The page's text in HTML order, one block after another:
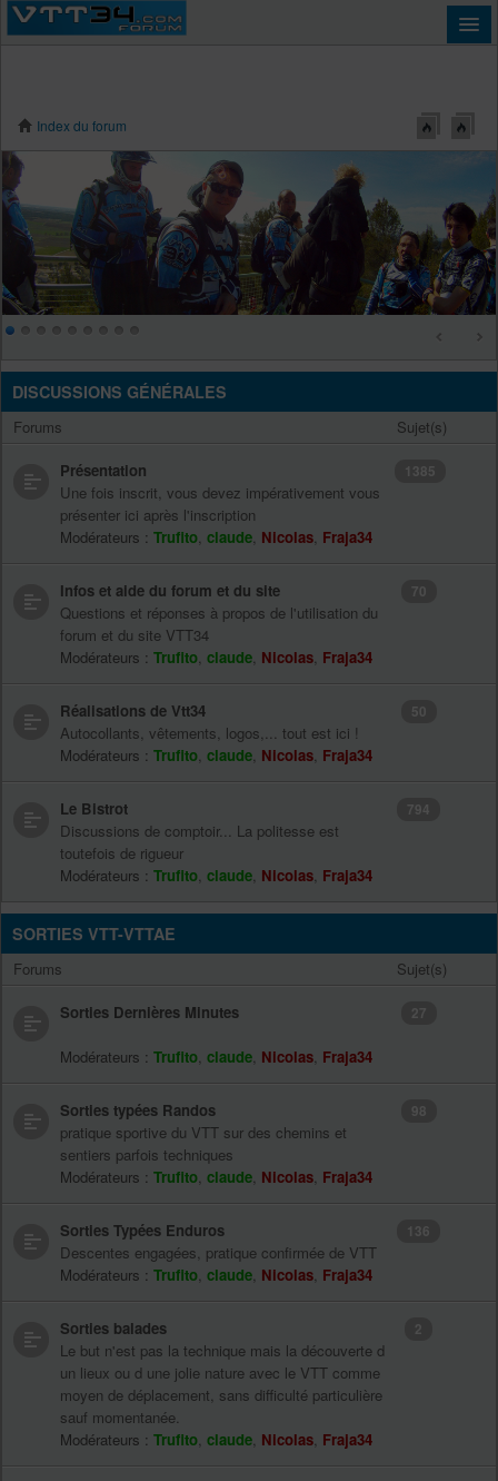
Index du forum
DISCUSSIONS GÉNÉRALES
Forums Sujet(s)
Présentation
Une fois inscrit, vous devez impérativement vous
présenter ici après l'inscription
Modérateurs : Trufito, claude, Nicolas, Fraja34
1385
Infos et aide du forum et du site
Questions et réponses à propos de l'utilisation du
forum et du site VTT34
Modérateurs : Trufito, claude, Nicolas, Fraja34
70
Réalisations de Vtt34
Autocollants, vêtements, logos,... tout est ici !
Modérateurs : Trufito, claude, Nicolas, Fraja34
50
Le Bistrot
Discussions de comptoir... La politesse est
toutefois de rigueur
Modérateurs : Trufito, claude, Nicolas, Fraja34
794
SORTIES VTT-VTTAE
Forums Sujet(s)
Sorties Dernières Minutes
Modérateurs : Trufito, claude, Nicolas, Fraja34
27
Sorties typées Randos
pratique sportive du VTT sur des chemins et
sentiers parfois techniques
Modérateurs : Trufito, claude, Nicolas, Fraja34
98
Sorties Typées Enduros
Descentes engagées, pratique confirmée de VTT
Modérateurs : Trufito, claude, Nicolas, Fraja34
136
Sorties balades
Le but n'est pas la technique mais la découverte d
un lieux ou d une jolie nature avec le VTT comme
moyen de déplacement, sans difficulté particulière
sauf momentanée.
Modérateurs : Trufito, claude, Nicolas, Fraja34
2